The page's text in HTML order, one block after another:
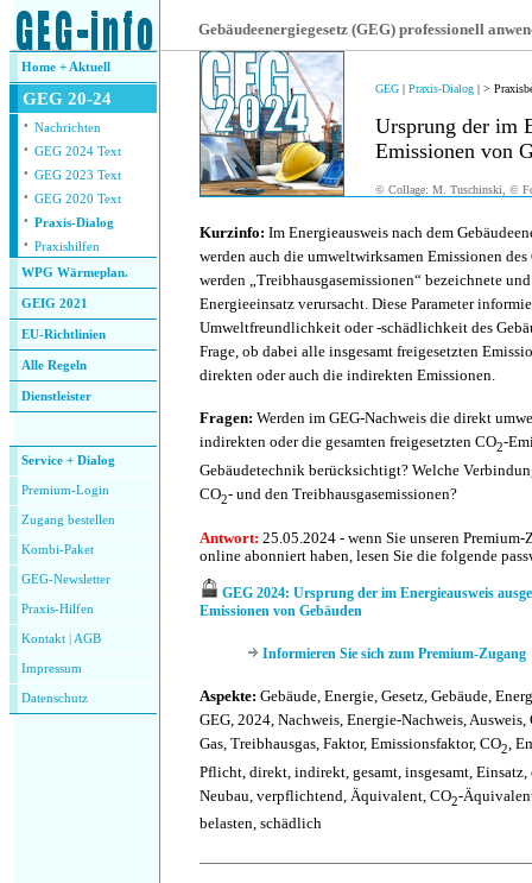
Gebäudeenergiegesetz (GEG) professionell
Home + Aktuell
GEG 20-24
· Nachrichten
· GEG 2024 Text
· GEG 2023 Text
· GEG 2020 Text
· Praxis-Dialog
· Praxishilfen
WPG Wärmeplan.
GEIG 2021
EU-Richtlinien
Alle Regeln
Dienstleister
Service + Dialog
Premium-Login
Zugang bestellen
Kombi-Paket
GEG-Newsletter
Praxis-Hilfen
Kontakt AGB
Impressum
Datenschutz
GEG | Praxis-Dialog | >
Ursprung der im
Emissionen von
© Collage: M. Tuschinski, ©
Kurzinfo: Im Energieausweis nach dem
werden auch die umweltwirksamen Emissionen des
werden „Treibhausgasemissionen“ bezeichnete
Energieeinsatz verursacht. Diese Parameter
Umweltfreundlichkeit oder -schädlichkeit des
Frage, ob dabei alle insgesamt freigesetzten
direkten oder auch die indirekten Emissionen.
Fragen: Werden im GEG-Nachweis die direkt
indirekten oder die gesamten freigesetzten CO2-
Gebäudetechnik berücksichtigt? Welche
CO2- und den Treibhausgasemissionen?
Antwort: 25.05.2024 - wenn Sie unseren
online abonniert haben, lesen Sie die folgende
GEG 2024: Ursprung der im Energieausweis
Emissionen von Gebäuden
Informieren Sie sich zum Premium-Zugang
Aspekte: Gebäude, Energie, Gesetz, Gebäude,
GEG, 2024, Nachweis, Energie-Nachweis, Ausweis,
Gas, Treibhausgas, Faktor, Emissionsfaktor, CO2,
Pflicht, direkt, indirekt, gesamt, insgesamt, Einsatz,
Neubau, verpflichtend, Äquivalent, CO2-
belasten, schädlich